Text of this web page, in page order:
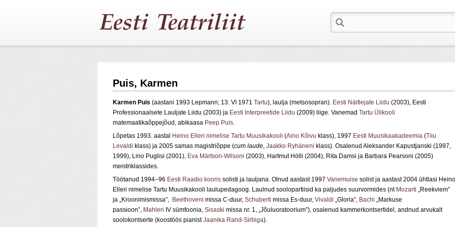
Puis, Karmen
Karmen Puis (aastani 1993 Lepmann; 13. VI 1971 Tartu), laulja (metsosopran). Eesti Näitlejate Liidu (2003), Eesti
Professionaalsete Lauljate Liidu (2003) ja Eesti Interpreetide Liidu (2009) liige. Vanemad Tartu Ülikooli
matemaatikaõppejõud, abikaasa Peep Puis.
Lõpetas 1993. aastal Heino Elleri nimelise Tartu Muusikakooli (Aino Kõivu klass), 1997 Eesti Muusikaakadeemia (Tiiu
Levaldi klass) ja 2005 samas magistriõppe (cum laude, Jaakko Ryhäneni klass). Osalenud Aleksander Kapustjanski (1997,
1999), Lino Puglisi (2001), Eva Märtson-Wilsoni (2003), Hartmut Hölli (2004), Rita Damsi ja Barbara Pearsoni (2005)
meistriklassides.
Töötanud 1994–96 Eesti Raadio kooris solisti ja lauljana. Olnud aastast 1997 Vanemuise solist ja aastast 2004 ühtlasi Heino
Elleri nimelise Tartu Muusikakooli laulupedagoog. Laulnud soolopartiisid ka paljudes suurvormides (nt Mozarti „Reekviem”
ja „Kroonimismissa”, Beethoveni missa C-duur, Schuberti missa Es-duur, Vivaldi „Gloria”, Bachi „Markuse
passioon”, Mahleri IV sümfoonia, Sisaski missa nr. 1, „Jõuluoratoorium”), osalenud kammerkontsertidel, andnud arvukalt
soolokontserte (koostöös pianistJaanika Rand-Sirbiga).